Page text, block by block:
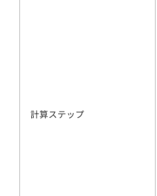
計算ステップ